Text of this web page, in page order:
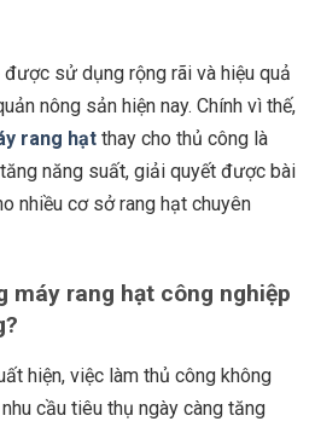
sử dụng rộng rãi và hiệu quả
nông sản hiện nay. Chính vì thế,
rang hạt thay cho thủ công là
năng suất, giải quyết được bài
nhiều cơ sở rang hạt chuyên
máy rang hạt công nghiệp
hiện, việc làm thủ công không
cầu tiêu thụ ngày càng tăng